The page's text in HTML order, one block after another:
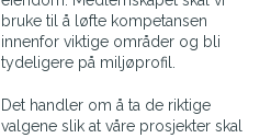
bruke til å løfte kompetansen
innenfor viktige områder og bli
tydeligere på miljøprofil.
Det handler om å ta de riktige
valgene slik at våre prosjekter skal